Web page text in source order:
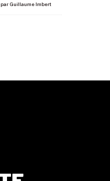
par Guillaume Imbert